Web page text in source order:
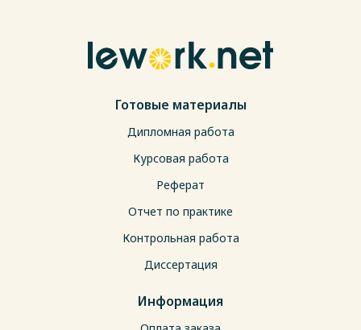
Готовые материалы
Дипломная работа
Курсовая работа
Реферат
Отчет по практике
Контрольная работа
Диссертация
Информация